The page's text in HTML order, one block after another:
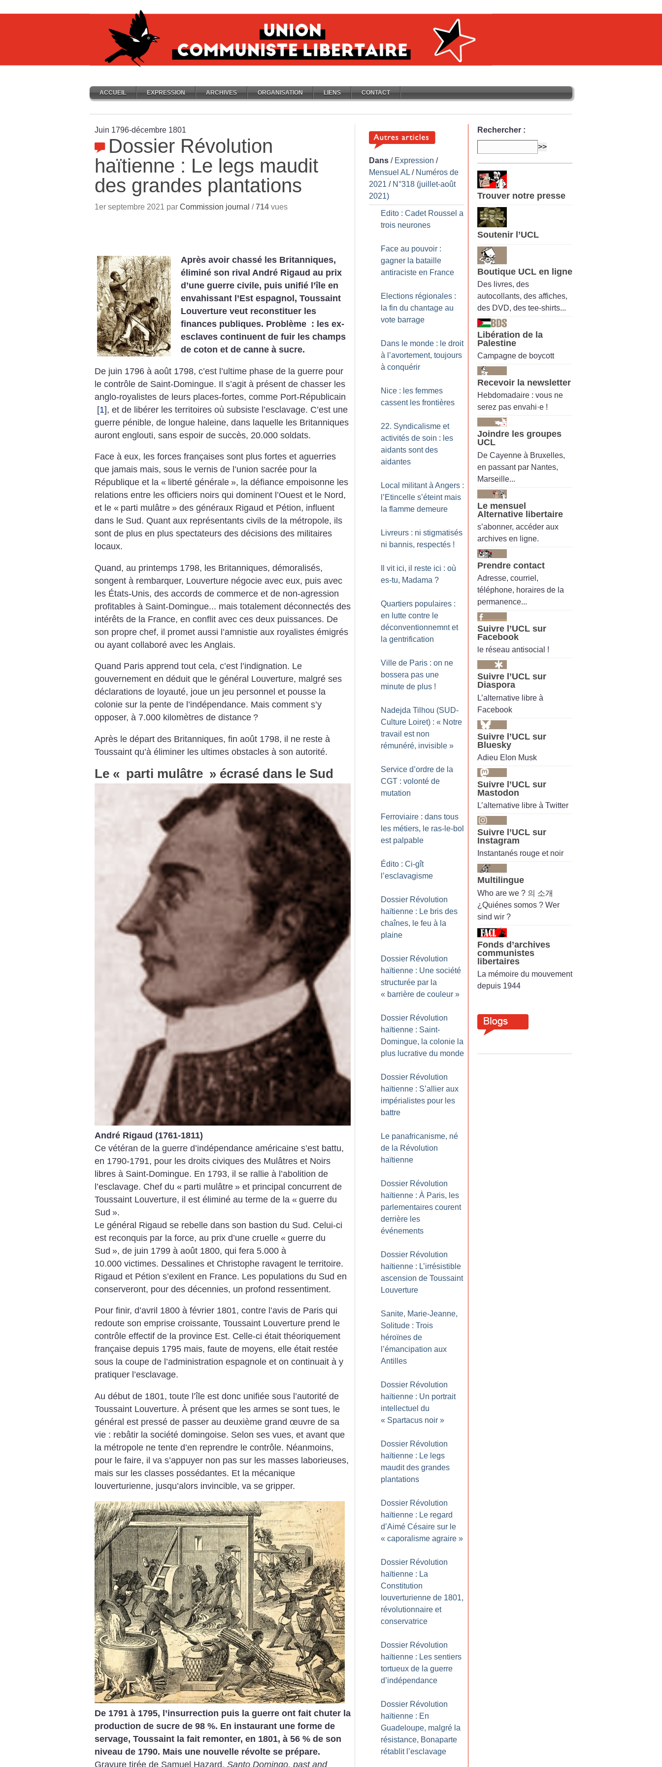
ACCUEIL EXPRESSION ARCHIVES ORGANISATION LIENS CONTACT
Juin 1796-décembre 1801
Dossier Révolution
haïtienne : Le legs maudit
des grandes plantations
1er septembre 2021 par Commission journal /714 vues
Après avoir chassé les Britanniques,
éliminé son rival André Rigaud au prix
d’une guerre civile, puis unifié l’île en
envahissant l’Est espagnol, Toussaint
Louverture veut reconstituer les
finances publiques. Problème : les ex-
esclaves continuent de fuir les champs
de coton et de canne à sucre.
De juin 1796 à août 1798, c’est l’ultime phase de la guerre pour
le contrôle de Saint-Domingue. Il s’agit à présent de chasser les
anglo-royalistes de leurs places-fortes, comme Port-Républicain
[1], et de libérer les territoires où subsiste l’esclavage. C’est une
guerre pénible, de longue haleine, dans laquelle les Britanniques
auront englouti, sans espoir de succès, 20.000 soldats.
Face à eux, les forces françaises sont plus fortes et aguerries
que jamais mais, sous le vernis de l’union sacrée pour la
République et la « liberté générale », la défiance empoisonne les
relations entre les officiers noirs qui dominent l’Ouest et le Nord,
et le « parti mulâtre » des généraux Rigaud et Pétion, influent
dans le Sud. Quant aux représentants civils de la métropole, ils
sont de plus en plus spectateurs des décisions des militaires
locaux.
Quand, au printemps 1798, les Britanniques, démoralisés,
songent à rembarquer, Louverture négocie avec eux, puis avec
les États-Unis, des accords de commerce et de non-agression
profitables à Saint-Domingue... mais totalement déconnectés des
intérêts de la France, en conflit avec ces deux puissances. De
son propre chef, il promet aussi l’amnistie aux royalistes émigrés
ou ayant collaboré avec les Anglais.
Quand Paris apprend tout cela, c’est l’indignation. Le
gouvernement en déduit que le général Louverture, malgré ses
déclarations de loyauté, joue un jeu personnel et pousse la
colonie sur la pente de l’indépendance. Mais comment s’y
opposer, à 7.000 kilomètres de distance ?
Après le départ des Britanniques, fin août 1798, il ne reste à
Toussaint qu’à éliminer les ultimes obstacles à son autorité.
Le « parti mulâtre » écrasé dans le Sud
André Rigaud (1761-1811)
Ce vétéran de la guerre d’indépendance américaine s’est battu,
en 1790-1791, pour les droits civiques des Mulâtres et Noirs
libres à Saint-Domingue. En 1793, il se rallie à l’abolition de
l’esclavage. Chef du « parti mulâtre » et principal concurrent de
Toussaint Louverture, il est éliminé au terme de la « guerre du
Sud ».
Le général Rigaud se rebelle dans son bastion du Sud. Celui-ci
est reconquis par la force, au prix d’une cruelle « guerre du
Sud », de juin 1799 à août 1800, qui fera 5.000 à
10.000 victimes. Dessalines et Christophe ravagent le territoire.
Rigaud et Pétion s’exilent en France. Les populations du Sud en
conserveront, pour des décennies, un profond ressentiment.
Pour finir, d’avril 1800 à février 1801, contre l’avis de Paris qui
redoute son emprise croissante, Toussaint Louverture prend le
contrôle effectif de la province Est. Celle-ci était théoriquement
française depuis 1795 mais, faute de moyens, elle était restée
sous la coupe de l’administration espagnole et on continuait à y
pratiquer l’esclavage.
Au début de 1801, toute l’île est donc unifiée sous l’autorité de
Toussaint Louverture. À présent que les armes se sont tues, le
général est pressé de passer au deuxième grand œuvre de sa
vie : rebâtir la société domingoise. Selon ses vues, et avant que
la métropole ne tente d’en reprendre le contrôle. Néanmoins,
pour le faire, il va s’appuyer non pas sur les masses laborieuses,
mais sur les classes possédantes. Et la mécanique
louverturienne, jusqu’alors invincible, va se gripper.
De 1791 à 1795, l’insurrection puis la guerre ont fait chuter la
production de sucre de 98 %. En instaurant une forme de
servage, Toussaint la fait remonter, en 1801, à 56 % de son
niveau de 1790. Mais une nouvelle révolte se prépare.
Gravure tirée de Samuel Hazard, Santo Domingo, past and
Dans / Expression /
Mensuel AL / Numéros de
2021 / N°318 (juillet-août
2021)
Edito : Cadet Roussel a
trois neurones
Face au pouvoir :
gagner la bataille
antiraciste en France
Elections régionales :
la fin du chantage au
vote barrage
Dans le monde : le droit
à l’avortement, toujours
à conquérir
Nice : les femmes
cassent les frontières
22. Syndicalisme et
activités de soin : les
aidants sont des
aidantes
Local militant à Angers :
l’Etincelle s’éteint mais
la flamme demeure
Livreurs : ni stigmatisés
ni bannis, respectés !
Il vit ici, il reste ici : où
es-tu, Madama ?
Quartiers populaires :
en lutte contre le
déconventionnemnt et
la gentrification
Ville de Paris : on ne
bossera pas une
minute de plus !
Nadejda Tilhou (SUD-
Culture Loiret) : « Notre
travail est non
rémunéré, invisible »
Service d’ordre de la
CGT : volonté de
mutation
Ferroviaire : dans tous
les métiers, le ras-le-bol
est palpable
Édito : Ci-gît
l’esclavagisme
Dossier Révolution
haïtienne : Le bris des
chaînes, le feu à la
plaine
Dossier Révolution
haïtienne : Une société
structurée par la
« barrière de couleur »
Dossier Révolution
haïtienne : Saint-
Domingue, la colonie la
plus lucrative du monde
Dossier Révolution
haïtienne : S’allier aux
impérialistes pour les
battre
Le panafricanisme, né
de la Révolution
haïtienne
Dossier Révolution
haïtienne : À Paris, les
parlementaires courent
derrière les
événements
Dossier Révolution
haïtienne : L’irrésistible
ascension de Toussaint
Louverture
Sanite, Marie-Jeanne,
Solitude : Trois
héroïnes de
l’émancipation aux
Antilles
Dossier Révolution
haïtienne : Un portrait
intellectuel du
« Spartacus noir »
Dossier Révolution
haïtienne : Le legs
maudit des grandes
plantations
Dossier Révolution
haïtienne : Le regard
d’Aimé Césaire sur le
« caporalisme agraire »
Dossier Révolution
haïtienne : La
Constitution
louverturienne de 1801,
révolutionnaire et
conservatrice
Dossier Révolution
haïtienne : Les sentiers
tortueux de la guerre
d’indépendance
Dossier Révolution
haïtienne : En
Guadeloupe, malgré la
résistance, Bonaparte
rétablit l’esclavage
Rechercher :
Trouver notre presse
Soutenir l’UCL
Boutique UCL en ligne
Des livres, des
autocollants, des affiches,
des DVD, des tee-shirts...
Libération de la
Palestine
Campagne de boycott
Recevoir la newsletter
Hebdomadaire : vous ne
serez pas envahi·e !
Joindre les groupes
UCL
De Cayenne à Bruxelles,
en passant par Nantes,
Marseille...
Le mensuel
Alternative libertaire
s’abonner, accéder aux
archives en ligne.
Prendre contact
Adresse, courriel,
téléphone, horaires de la
permanence...
Suivre l’UCL sur
Facebook
le réseau antisocial !
Suivre l’UCL sur
Diaspora
L’alternative libre à
Facebook
Suivre l’UCL sur
Bluesky
Adieu Elon Musk
Suivre l’UCL sur
Mastodon
L’alternative libre à Twitter
Suivre l’UCL sur
Instagram
Instantanés rouge et noir
Multilingue
Who are we ? 의 소개
¿Quiénes somos ? Wer
sind wir ?
Fonds d’archives
communistes
libertaires
La mémoire du mouvement
depuis 1944